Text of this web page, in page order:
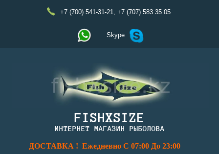
+7 (700) 541-31-21; +7 (707) 583 35 05
Skype
FISHXSIZE
ИНТЕРНЕТ МАГАЗИН РЫБОЛОВА
ДОСТАВКА ! Ежедневно С 07:00 До 23:00